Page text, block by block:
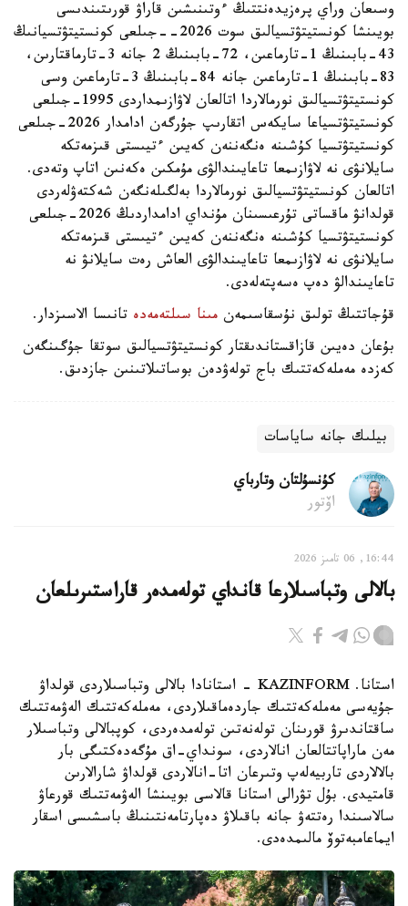
وسىعان وراي پرەزيدەنتتىڭ ءوتىنىشىن قاراۋ قورىتىندىسى
بويىنشا كونستيتۋتسيالىق سوت 2026--جىلعى كونستيتۋتسيانىڭ
43-بابىنىڭ 1-تارماعىن، 72-بابىنىڭ 2 جانە 3-تارماقتارىن،
83-بابىنىڭ 1-تارماعىن جانە 84-بابىنىڭ 3-تارماعىن وسى
كونستيتۋتسيالىق نورمالاردا اتالعان لاۋازىمداردى 1995-جىلعى
كونستيتۋتسياعا سايكەس اتقارىپ جۇرگەن ادامدار 2026-جىلعى
كونستيتۋتسيا كۇشىنە ەنگەننەن كەيىن ءتيىستى قىزمەتكە
سايلانۋى نە لاۋازىمعا تاعايىندالۋى مۇمكىن ەكەنىن اتاپ وتەدى.
اتالعان كونستيتۋتسيالىق نورمالاردا بەلگىلەنگەن شەكتەۋلەردى
قولدانۋ ماقساتى تۇرعىسىنان مۇنداي ادامداردىڭ 2026-جىلعى
كونستيتۋتسيا كۇشىنە ەنگەننەن كەيىن ءتيىستى قىزمەتكە
سايلانۋى نە لاۋازىمعا تاعايىندالۋى العاش رەت سايلانۋ نە
تاعايىندالۋ دەپ ەسەپتەلەدى.
قۇجاتتىڭ تولىق نۇسقاسىمەن مىنا سىلتەمەدە تانىسا الاسىزدار.
بۇعان دەيىن قازاقستاندىقتار كونستيتۋتسيالىق سوتقا جۇگىنگەن
كەزدە مەملەكەتتىك باج تولەۋدەن بوساتىلاتىنىن جازدىق.
بيلىك جانە ساياسات
كۇنسۇلتان وتارباي
اۆتور
16:44, 06 تامىز 2026
بالالى وتباسىلارعا قانداي تولەمدەر قاراستىرىلعان
استانا. KAZINFORM - استانادا بالالى وتباسىلاردى قولداۋ
جۇيەسى مەملەكەتتىك جاردەماقىلاردى، مەملەكەتتىك الەۋمەتتىك
ساقتاندىرۋ قورىنان تولەنەتىن تولەمدەردى، كوپبالالى وتباسىلار
مەن ماراپاتتالعان انالاردى، سونداي-اق مۇگەدەكتىگى بار
بالالاردى تاربيەلەپ وتىرعان اتا-انالاردى قولداۋ شارالارىن
قامتيدى. بۇل تۋرالى استانا قالاسى بويىنشا الەۋمەتتىك قورعاۋ
سالاسىندا رەتتەۋ جانە باقىلاۋ دەپارتامەنتىنىڭ باسشىسى اسقار
ايماعامبەتوۆ مالىمدەدى.